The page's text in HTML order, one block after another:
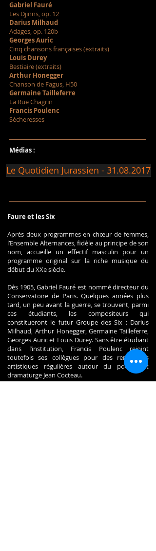
Gabriel Fauré
Les Djinns, op. 12
Darius Milhaud
Adages, op. 120b
Georges Auric
Cinq chansons françaises (extraits)
Louis Durey
Bestiaire (extraits)
Arthur Honegger
Chanson de Fagus, H50
Germaine Tailleferre
La Rue Chagrin
Francis Poulenc
Sécheresses
Médias :
Le Quotidien Jurassien - 31.08.2017
Faure et les Six
Après deux programmes en chœur de femmes,
l’Ensemble Alternances, fidèle au principe de son
nom, accueille un effectif masculin pour un
programme original sur la riche musique du
début du XXe siècle.
Dès 1905, Gabriel Fauré est nommé directeur du
Conservatoire de Paris. Quelques années plus
tard, un peu avant la guerre, se trouvent, parmi
ces étudiants, les compositeurs qui
constitueront le futur Groupe des Six : Darius
Milhaud, Arthur Honegger, Germaine Tailleferre,
Georges Auric et Louis Durey. Sans être étudiant
dans l’institution, Francis Poulenc rejoint
toutefois ses collègues pour des rencontres
artistiques régulières autour du poètes et
dramaturge Jean Cocteau.